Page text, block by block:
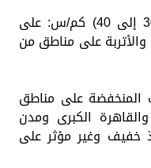
​نشاط رياح تتراوح سرعتها من (30 إلى 40) كم/س: على
والأتربة على مناطق من
على مناطق
الكبرى ومدن
خفيف وغير مؤثر على